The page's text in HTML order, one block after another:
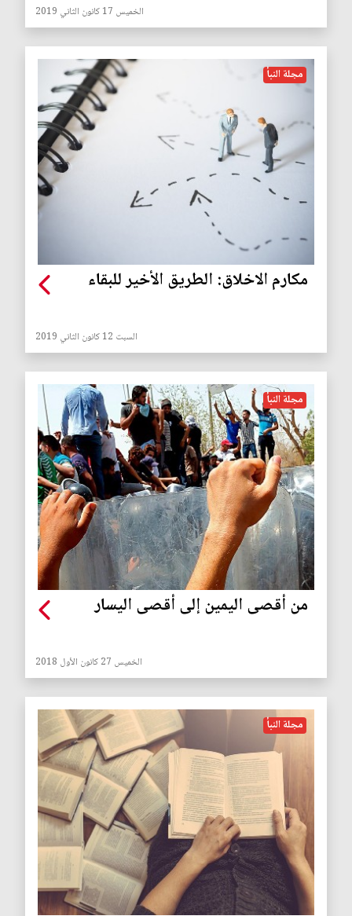
الخميس 17 كانون الثاني 2019
مجلة النبأ
مكارم الاخلاق: الطريق الأخير للبقاء
السبت 12 كانون الثاني 2019
مجلة النبأ
من أقصى اليمين إلى أقصى اليسار
الخميس 27 كانون الأول 2018
مجلة النبأ